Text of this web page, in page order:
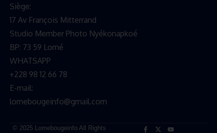
Siège:
17 Av François Mitterrand
Studio Member Photo Nyékonapkoé
BP: 73 59 Lomé
WHATSAPP ‪
+228 98 12 66 78
E-mail:
lomebougeinfo@gmail.com
© 2025 Lomebougeinfo All Rights